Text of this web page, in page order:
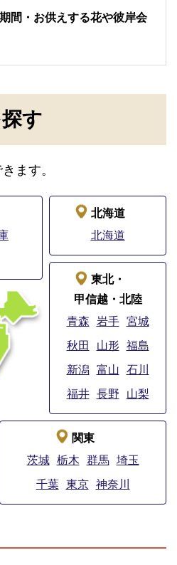
間・お供えする花や彼岸会
す
ます。
北海道
北海道
東北・
甲信越・北陸
青森
岩手
宮城
秋田
山形
福島
新潟
富山
石川
福井
長野 山梨
関東
茨城
栃木 群馬
埼玉
千葉
東京 神奈川